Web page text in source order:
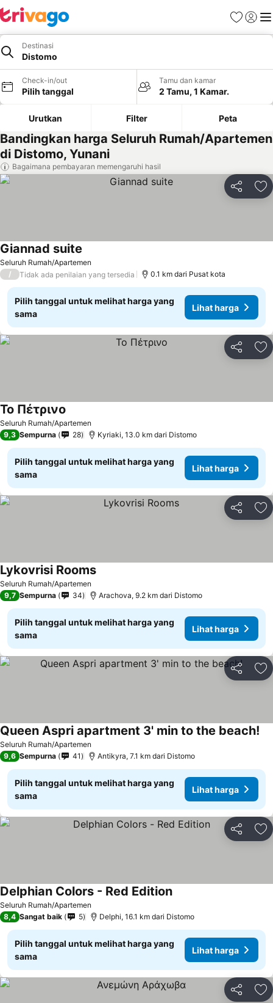
FavoritLogin
Destinasi
Distomo
Check-in/out
Pilih tanggal
Tamu dan kamar
2 Tamu, 1 Kamar.
Urutkan Filter Peta
Bandingkan harga Seluruh Rumah/Apartemen
di Distomo, Yunani
Bagaimana pembayaran memengaruhi hasil
Bagikan
Seluruh Rumah/Apartemen
Giannad suite
/ Tidak ada penilaian yang tersedia 0.1 km dari Pusat kota
Pilih tanggal untuk melihat harga yang
sama
Lihat harga
Bagikan
Seluruh Rumah/Apartemen
Το Πέτρινο
9,3 Sempurna 28 Kyriaki, 13.0 km dari Distomo
Pilih tanggal untuk melihat harga yang
sama
Lihat harga
Bagikan
Seluruh Rumah/Apartemen
Lykovrisi RoomsLihat harga
9,7 Sempurna 34 Arachova, 9.2 km dari Distomo
Pilih tanggal untuk melihat harga yang
sama
Lihat harga
Bagikan
Seluruh Rumah/Apartemen
Queen Aspri apartment 3' min to the beach!
9,6 Sempurna 41 Antikyra, 7.1 km dari Distomo
Pilih tanggal untuk melihat harga yang
sama
Lihat harga
Bagikan
Seluruh Rumah/Apartemen
Delphian Colors - Red EditionLihat harga
8,4 Sangat baik 5 Delphi, 16.1 km dari Distomo
Pilih tanggal untuk melihat harga yang
sama
Lihat harga
Bagikan